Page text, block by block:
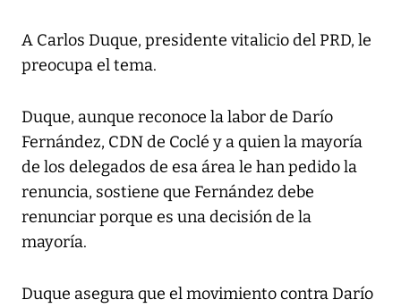
A Carlos Duque, presidente vitalicio del PRD, le
preocupa el tema.
Duque, aunque reconoce la labor de Darío
Fernández, CDN de Coclé y a quien la mayoría
de los delegados de esa área le han pedido la
renuncia, sostiene que Fernández debe
renunciar porque es una decisión de la
mayoría.
Duque asegura que el movimiento contra Darío